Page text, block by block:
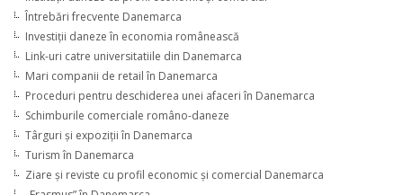
Întrebări frecvente Danemarca
Investiţii daneze în economia românească
Link-uri catre universitatiile din Danemarca
Mari companii de retail în Danemarca
Proceduri pentru deschiderea unei afaceri în Danemarca
Schimburile comerciale româno-daneze
Târguri şi expoziţii în Danemarca
Turism în Danemarca
Ziare şi reviste cu profil economic şi comercial Danemarca